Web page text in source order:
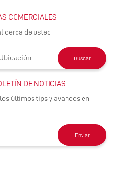
COMERCIALES
cerca de usted
Buscar
DE NOTICIAS
últimos tips y avances en
Enviar